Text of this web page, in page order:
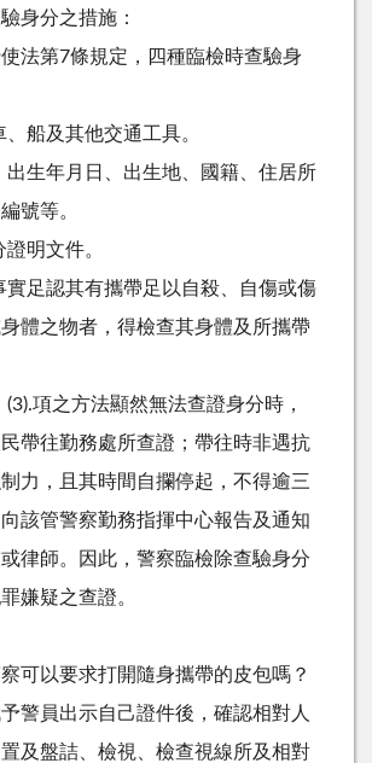
身分之措施：
法第7條規定，四種臨檢時查驗身
船及其他交通工具。
出生年月日、出生地、國籍、住居所
號等。
明文件。
實足認其有攜帶足以自殺、自傷或傷
體之物者，得檢查其身體及所攜帶
(3).項之方法顯然無法查證身分時，
帶往勤務處所查證；帶往時非遇抗
力，且其時間自攔停起，不得逾三
該管警察勤務指揮中心報告及通知
律師。因此，警察臨檢除查驗身分
嫌疑之查證。
可以要求打開隨身攜帶的皮包嗎？
予警員出示自己證件後，確認相對人
及盤詰、檢視、檢查視線所及相對